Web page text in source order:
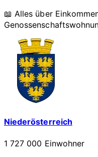
📖 Alles über
Niederösterreich
1 727 000 Einwohner